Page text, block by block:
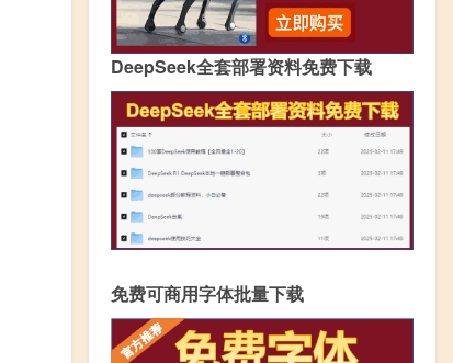
DeepSeek全套部署资料免费下载
免费可商用字体批量下载